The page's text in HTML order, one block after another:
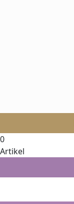
0
Artikel